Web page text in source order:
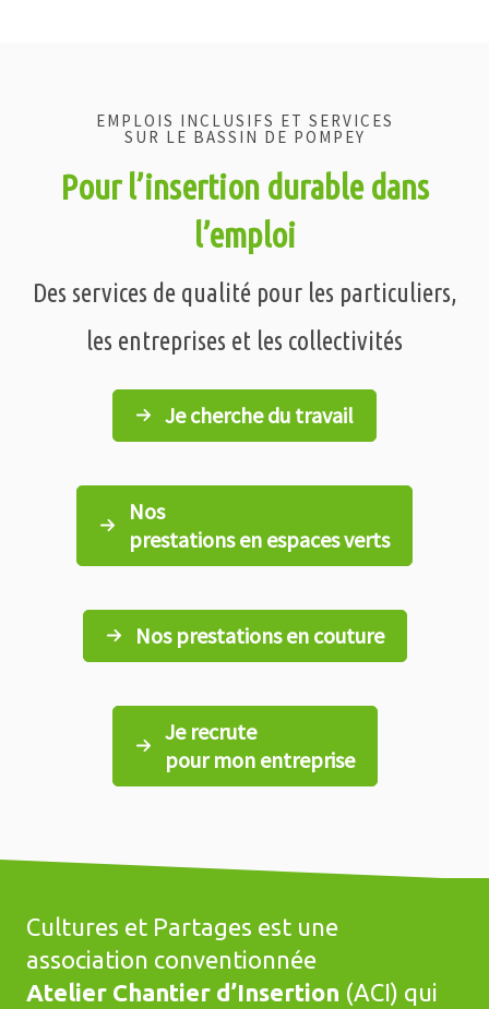
EMPLOIS INCLUSIFS ET SERVICES
SUR LE BASSIN DE POMPEY
Pour l’insertion durable dans
l’emploi
Des services de qualité pour les particuliers,
les entreprises et les collectivités
Je cherche du travail
Nos
prestations en espaces verts
Nos prestations en couture
Je recrute
pour mon entreprise
Cultures et Partages est une
association conventionnée
Atelier Chantier d’Insertion (ACI) qui